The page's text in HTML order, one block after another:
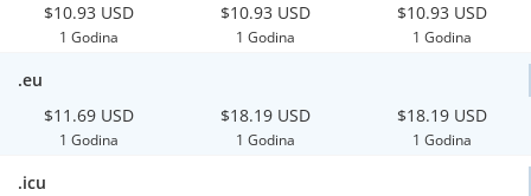
$10.93 USD
1 Godina
$10.93 USD
1 Godina
$10.93 USD
1 Godina
.eu
$11.69 USD
1 Godina
$18.19 USD
1 Godina
$18.19 USD
1 Godina
.icu